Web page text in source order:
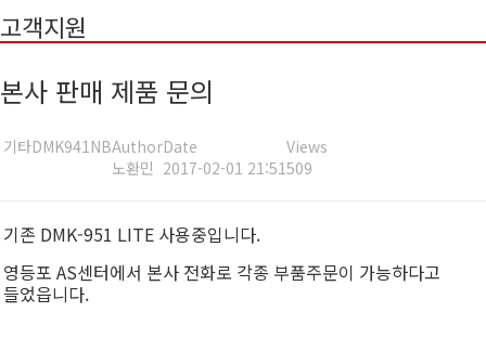
고객지원
본사 판매 제품 문의
기타DMK941NBAuthor
노환민
Date
2017-02-01 21:51
Views
509
기존 DMK-951 LITE 사용중입니다.
영등포 AS센터에서 본사 전화로 각종 부품주문이 가능하다고
들었읍니다.